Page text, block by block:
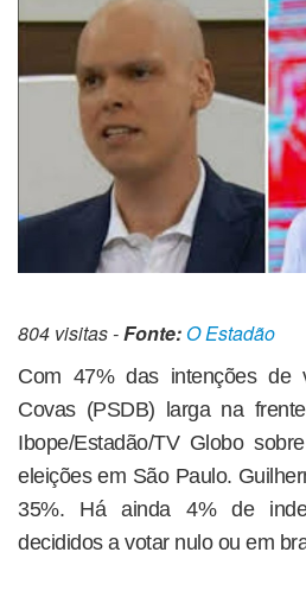
804 visitas -Fonte:O Estadão
Com 47% das intenções de
Covas (PSDB) larga na
Ibope/Estadão/TV Globo
eleições em São Paulo.
35%. Há ainda 4% de
decididos a votar nulo ou em